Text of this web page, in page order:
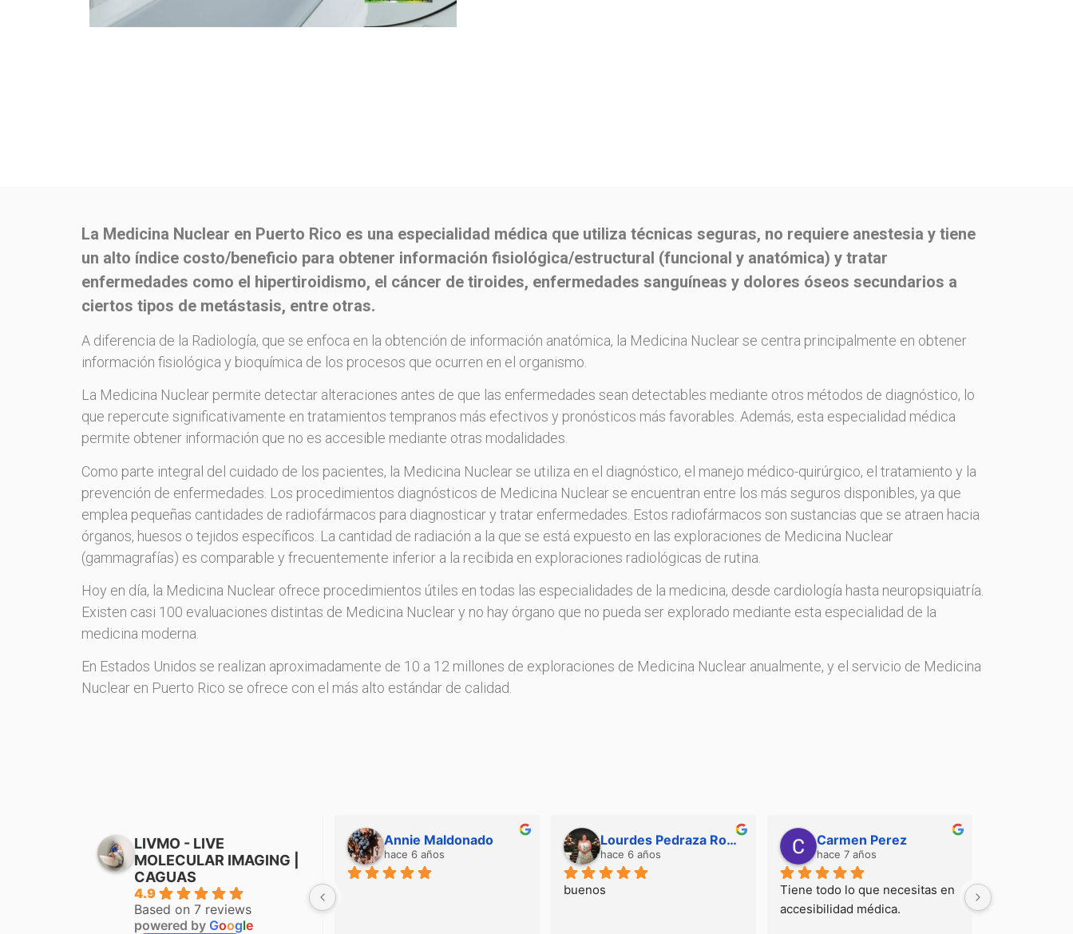
La Medicina Nuclear en Puerto Rico es una especialidad médica que utiliza técnicas seguras, no requiere anestesia y tiene
un alto índice costo/beneficio para obtener información fisiológica/estructural (funcional y anatómica) y tratar
enfermedades como el hipertiroidismo, el cáncer de tiroides, enfermedades sanguíneas y dolores óseos secundarios a
ciertos tipos de metástasis, entre otras.
A diferencia de la Radiología, que se enfoca en la obtención de información anatómica, la Medicina Nuclear se centra principalmente en obtener
información fisiológica y bioquímica de los procesos que ocurren en el organismo.​
La Medicina Nuclear permite detectar alteraciones antes de que las enfermedades sean detectables mediante otros métodos de diagnóstico, lo
que repercute significativamente en tratamientos tempranos más efectivos y pronósticos más favorables. Además, esta especialidad médica
permite obtener información que no es accesible mediante otras modalidades.
Como parte integral del cuidado de los pacientes, la Medicina Nuclear se utiliza en el diagnóstico, el manejo médico-quirúrgico, el tratamiento y la
prevención de enfermedades. Los procedimientos diagnósticos de Medicina Nuclear se encuentran entre los más seguros disponibles, ya que
emplea pequeñas cantidades de radiofármacos para diagnosticar y tratar enfermedades. Estos radiofármacos son sustancias que se atraen hacia
órganos, huesos o tejidos específicos. La cantidad de radiación a la que se está expuesto en las exploraciones de Medicina Nuclear
(gammagrafías) es comparable y frecuentemente inferior a la recibida en exploraciones radiológicas de rutina.
Hoy en día, la Medicina Nuclear ofrece procedimientos útiles en todas las especialidades de la medicina, desde cardiología hasta neuropsiquiatría.
Existen casi 100 evaluaciones distintas de Medicina Nuclear y no hay órgano que no pueda ser explorado mediante esta especialidad de la
medicina moderna.​
En Estados Unidos se realizan aproximadamente de 10 a 12 millones de exploraciones de Medicina Nuclear anualmente, y el servicio de Medicina
Nuclear en Puerto Rico se ofrece con el más alto estándar de calidad.
LIVMO - LIVE
MOLECULAR IMAGING |
CAGUAS
4.9
Based on 7 reviews
powered by Google
Gualberto Velazquez
hace 6 años
Annie Maldonado
hace 6 años
Lourdes Pedraza Rodriguez
hace 6 años
buenos
Carmen Perez
hace 7 años
Tiene todo lo que necesitas en
accesibilidad médica.